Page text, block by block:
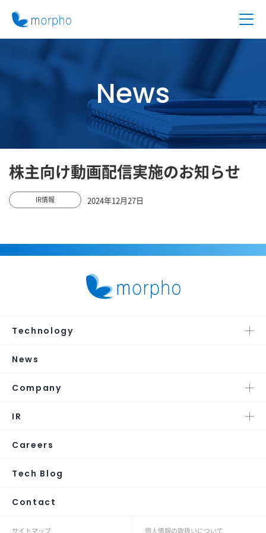
News
株主向け動画配信実施のお知らせ
IR情報 2024年12月27日
Technology
News
Company
IR
Careers
Tech Blog
Contact
サイトマップ 個人情報の取扱いについて